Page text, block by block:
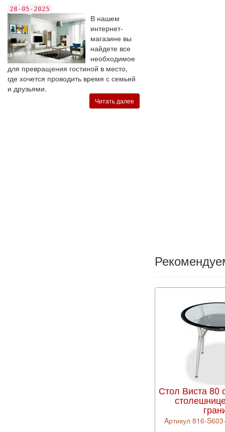
28-05-2025
В нашем
интернет-
магазине вы
найдете все
необходимое
для превращения гостиной в место,
где хочется проводить время с семьей
и друзьями.
Читать далее
Стол Виста 80
Aртикул 816-